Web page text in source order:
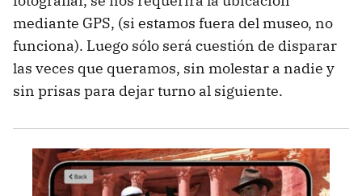
mediante GPS, (si estamos fuera del museo, no
funciona). Luego sólo será cuestión de disparar
las veces que queramos, sin molestar a nadie y
sin prisas para dejar turno al siguiente.